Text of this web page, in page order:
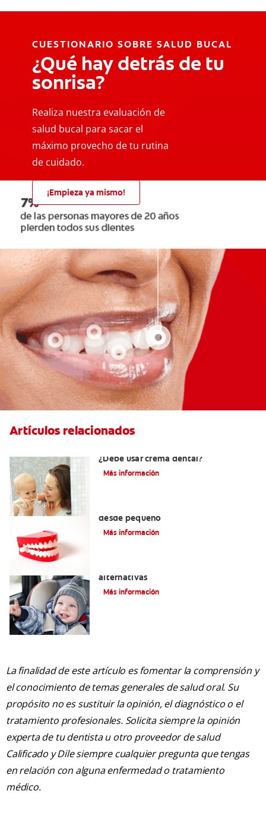
CUESTIONARIO SOBRE SALUD BUCAL
¿Qué hay detrás de tu
sonrisa?
Realiza nuestra evaluación de
salud bucal para sacar el
máximo provecho de tu rutina
de cuidado.
¡Empieza ya mismo!
Artículos relacionados
¿Debe usar crema dental?
Más información
desde pequeño
Más información
alternativas
Más información
La finalidad de este artículo es fomentar la comprensión y
el conocimiento de temas generales de salud oral. Su
propósito no es sustituir la opinión, el diagnóstico o el
tratamiento profesionales. Solicita siempre la opinión
experta de tu dentista u otro proveedor de salud
Calificado y Dile siempre cualquier pregunta que tengas
en relación con alguna enfermedad o tratamiento
médico.